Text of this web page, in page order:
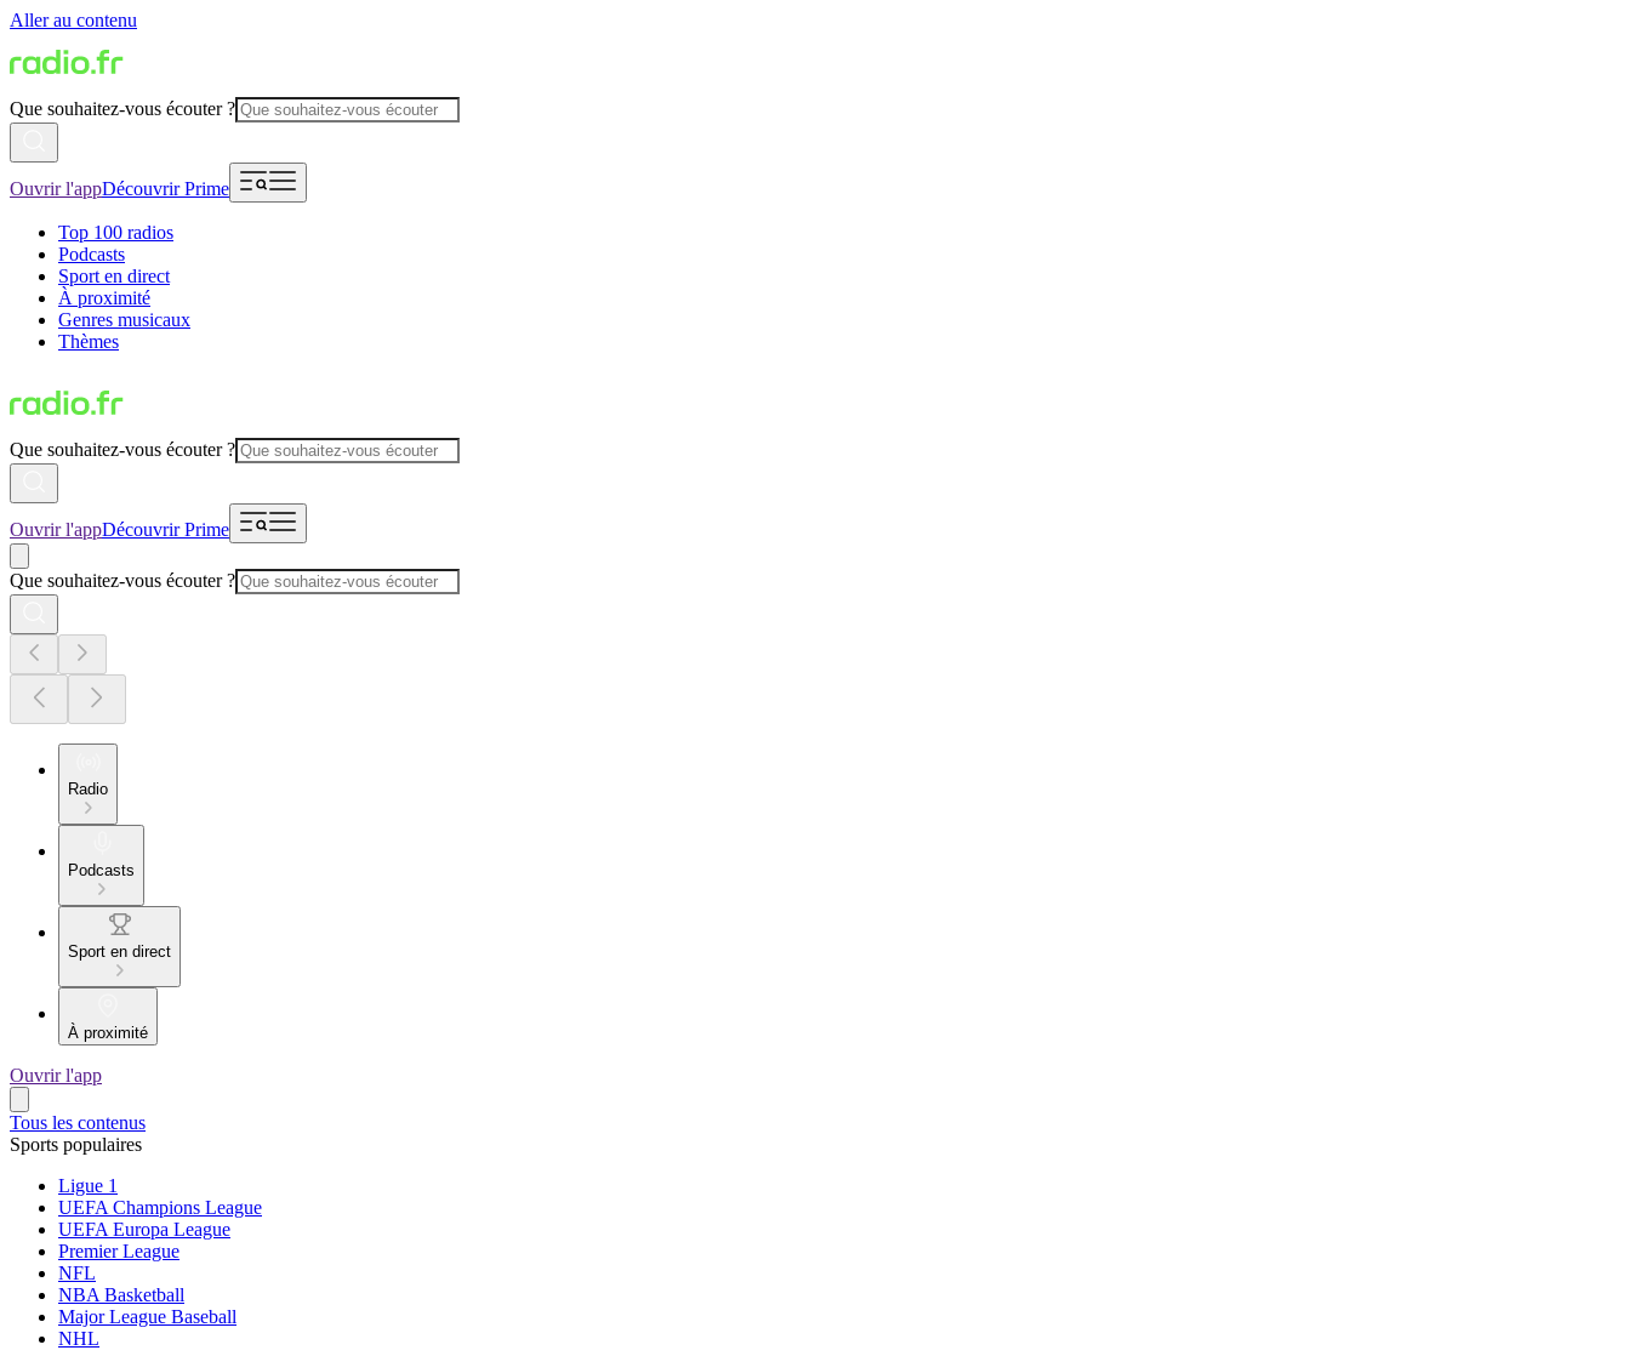
Aller au contenu
Que souhaitez-vous écouter ?
Ouvrir l'appDécouvrir Prime
Top 100 radios
Podcasts
Sport en direct
À proximité
Genres musicaux
Thèmes
Que souhaitez-vous écouter ?
Ouvrir l'appDécouvrir Prime
Que souhaitez-vous écouter ?
Radio
Podcasts
Sport en direct
À proximité
Ouvrir l'app
Tous les contenus
Sports populaires
Ligue 1
UEFA Champions League
UEFA Europa League
Premier League
NFL
NBA Basketball
Major League Baseball
NHL